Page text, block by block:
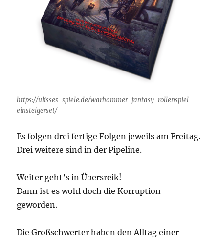
https://ulisses-spiele.de/warhammer-fantasy-rollenspiel-
einsteigerset/
Es folgen drei fertige Folgen jeweils am Freitag.
Drei weitere sind in der Pipeline.
Weiter geht’s in Übersreik!
Dann ist es wohl doch die Korruption
geworden.
Die Großschwerter haben den Alltag einer